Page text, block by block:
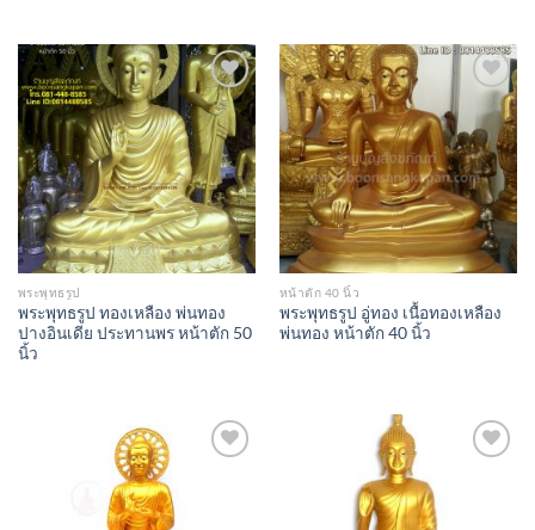
Add to
Wishlist
พระพุทธรูป
พระพุทธรูป ทองเหลือง พ่นทอง
ปางอินเดีย ประทานพร หน้าตัก 50
นิ้ว
Add to
Wishlist
หน้าตัก 40 นิ้ว
พระพุทธรูป อู่ทอง เนื้อทองเหลือง
พ่นทอง หน้าตัก 40 นิ้ว